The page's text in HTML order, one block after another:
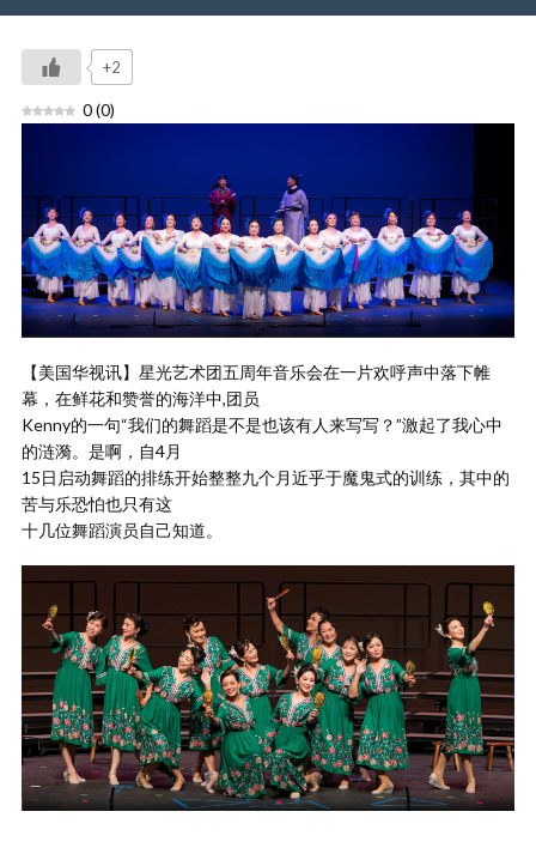
+2
0(0)
【美国华视讯】星光艺术团五周年音乐会在一片欢呼声中落下帷
幕，在鲜花和赞誉的海洋中,团员
Kenny的一句“我们的舞蹈是不是也该有人来写写？”激起了我心中
的涟漪。是啊，自4月
15日启动舞蹈的排练开始整整九个月近乎于魔鬼式的训练，其中的
苦与乐恐怕也只有这
十几位舞蹈演员自己知道。